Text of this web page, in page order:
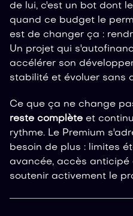
de lui, c'est un bot dont
quand ce budget le
est de changer ça :
Un projet qui
accélérer son
stabilité et évoluer sans
Ce que ça ne change
reste complète et
rythme. Le Premium
besoin de plus : limites
avancée, accès anticipé
soutenir activement le